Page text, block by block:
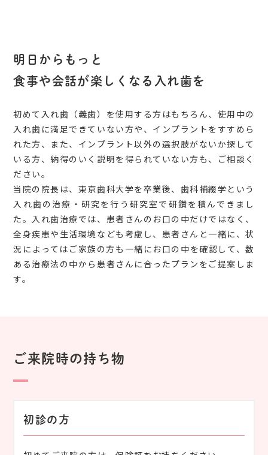
明日からもっと
食事や会話が楽しくなる入れ歯を
初めて入れ歯（義歯）を使用する方はもちろん、使用中の
入れ歯に満足できていない方や、インプラントをすすめら
れた方、また、インプラント以外の選択肢がないか探して
いる方、納得のいく説明を得られていない方も、ご相談く
ださい。
当院の院長は、東京歯科大学を卒業後、歯科補綴学という
入れ歯の治療・研究を行う研究室で研鑽を積んできまし
た。入れ歯治療では、患者さんのお口の中だけではなく、
全身疾患や生活環境なども考慮し、患者さんと一緒に、状
況によってはご家族の方も一緒にお口の中を確認して、数
ある治療法の中から患者さんに合ったプランをご提案しま
す。
ご来院時の持ち物
初診の方